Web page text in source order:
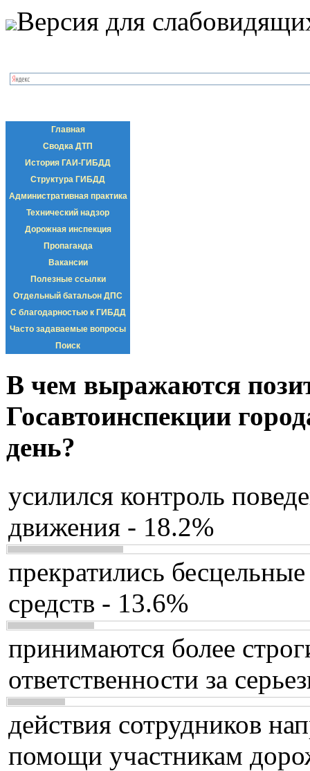
Версия для
Главная
Сводка ДТП
История ГАИ-ГИБДД
Структура ГИБДД
Административная практика
Технический надзор
Дорожная инспекция
Пропаганда
Вакансии
Полезные ссылки
Отдельный батальон ДПС
С благодарностью к ГИБДД
Часто задаваемые вопросы
Поиск
В чем выражаются
Госавтоинспекции
день?
усилился контроль
движения - 18.2%
прекратились
средств - 13.6%
принимаются более
ответственности за
действия сотрудников
помощи участникам